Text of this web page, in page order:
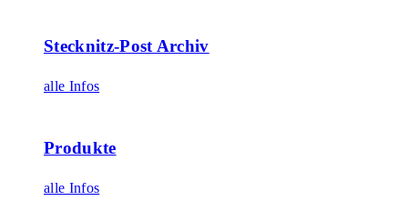
Stecknitz-Post Archiv
alle Infos
Produkte
alle Infos